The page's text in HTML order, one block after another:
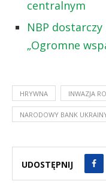
centralnym
NBP
„Ogromne
HRYWNA INWAZJA
NARODOWY BANK
UDOSTĘPNIJ